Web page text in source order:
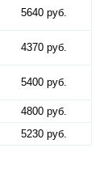
5640 руб.
4370 руб.
5400 руб.
4800 руб.
5230 руб.